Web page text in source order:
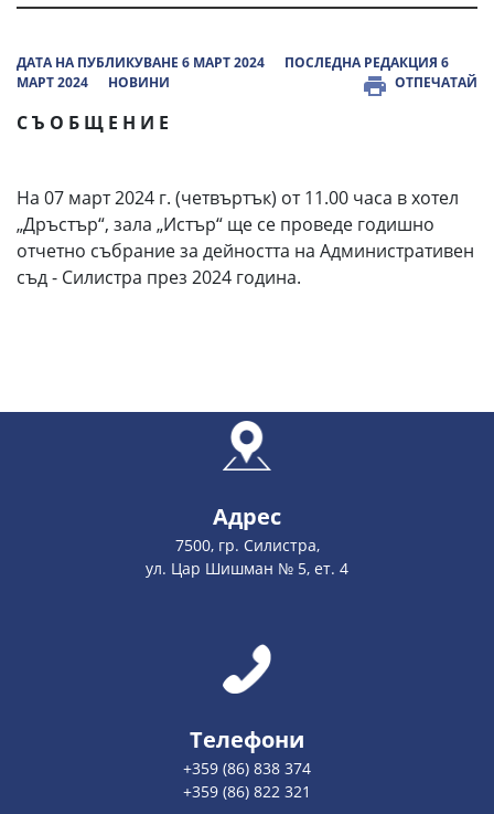
ДАТА НА ПУБЛИКУВАНЕ 6 МАРТ 2024
ПОСЛЕДНА РЕДАКЦИЯ 6
МАРТ 2024
НОВИНИ ОТПЕЧАТАЙ
С Ъ О Б Щ Е Н И Е
На 07 март 2024 г. (четвъртък) от 11.00 часа в хотел
„Дръстър“, зала „Истър“ ще се проведе годишно
отчетно събрание за дейността на Административен
съд - Силистра през 2024 година.
Адрес
7500, гр. Силистра,
ул. Цар Шишман № 5, ет. 4
Телефони
+359 (86) 838 374
+359 (86) 822 321